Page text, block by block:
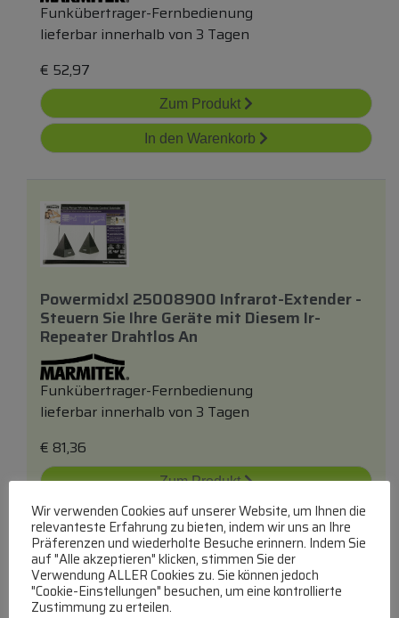
Funkübertrager-Fernbedienung
lieferbar innerhalb von 3 Tagen
€ 52,97
Zum Produkt
In den Warenkorb
Powermidxl 25008900 Infrarot-Extender -
Steuern Sie Ihre Geräte mit Diesem Ir-
Repeater Drahtlos An
Funkübertrager-Fernbedienung
lieferbar innerhalb von 3 Tagen
€ 81,36
Zum Produkt
In den Warenkorb
Wir verwenden Cookies auf unserer Website, um Ihnen die
relevanteste Erfahrung zu bieten, indem wir uns an Ihre
Präferenzen und wiederholte Besuche erinnern. Indem Sie
auf "Alle akzeptieren" klicken, stimmen Sie der
Verwendung ALLER Cookies zu. Sie können jedoch
"Cookie-Einstellungen" besuchen, um eine kontrollierte
Zustimmung zu erteilen.